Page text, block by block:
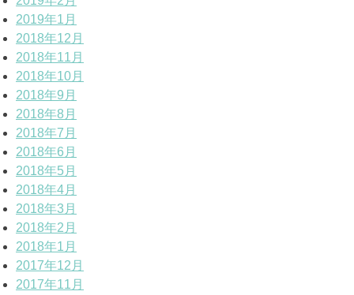
2019年1月
2018年12月
2018年11月
2018年10月
2018年9月
2018年8月
2018年7月
2018年6月
2018年5月
2018年4月
2018年3月
2018年2月
2018年1月
2017年12月
2017年11月